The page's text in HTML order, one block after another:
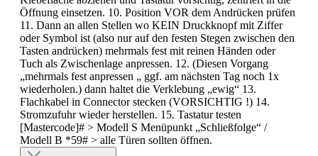
Öffnung einsetzen. 10. Position VOR dem Andrücken prüfen
11. Dann an allen Stellen wo KEIN Druckknopf mit Ziffer
oder Symbol ist (also nur auf den festen Stegen zwischen den
Tasten andrücken) mehrmals fest mit reinen Händen oder
Tuch als Zwischenlage anpressen. 12. (Diesen Vorgang
„mehrmals fest anpressen „ ggf. am nächsten Tag noch 1x
wiederholen.) dann haltet die Verklebung „ewig“ 13.
Flachkabel in Connector stecken (VORSICHTIG !) 14.
Stromzufuhr wieder herstellen. 15. Tastatur testen
[Mastercode]# > Modell S Menüpunkt „Schließfolge“ /
Modell B *59# > alle Türen sollten öffnen.